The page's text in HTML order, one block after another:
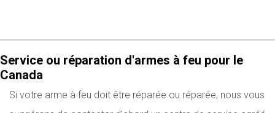
Service ou réparation d'armes à feu pour le
Canada
Si votre arme à feu doit être réparée ou réparée, nous vous